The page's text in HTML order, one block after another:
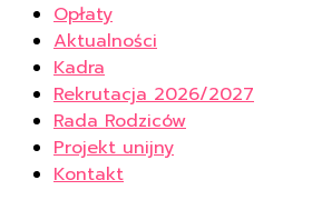
Opłaty
Aktualności
Kadra
Rekrutacja 2026/2027
Rada Rodziców
Projekt unijny
Kontakt